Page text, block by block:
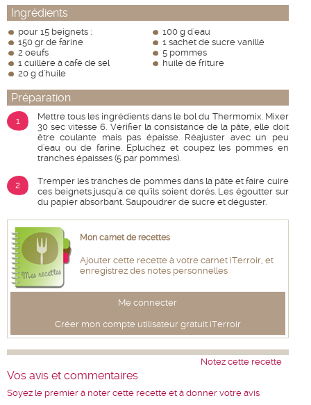
Ingrédients
pour 15 beignets :
150 gr de farine
2 oeufs
1 cuillère à café de sel
20 g d'huile
100 g d'eau
1 sachet de sucre vanillé
5 pommes
huile de friture
Préparation
1
Mettre tous les ingrédients dans le bol du Thermomix. Mixer
30 sec vitesse 6. Vérifier la consistance de la pâte, elle doit
être coulante mais pas épaisse. Réajuster avec un peu
d'eau ou de farine. Epluchez et coupez les pommes en
tranches épaisses (5 par pommes).
2
Tremper les tranches de pommes dans la pâte et faire cuire
ces beignets jusqu'a ce qu'ils soient dorés. Les égoutter sur
du papier absorbant. Saupoudrer de sucre et déguster.
Mon carnet de recettes
Ajouter cette recette à votre carnet iTerroir, et
enregistrez des notes personnelles
Me connecter
Créer mon compte utilisateur gratuit iTerroir
Notez cette recette
Vos avis et commentaires
Soyez le premier à noter cette recette et à donner votre avis